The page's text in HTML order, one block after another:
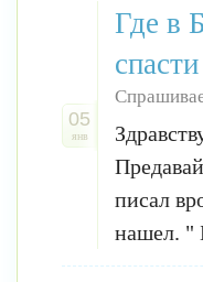
05
янв
Где в
писал
нашел. "